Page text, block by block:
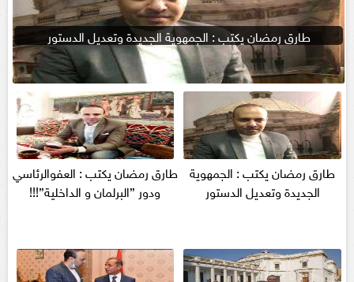
طارق رمضان يكتب : الجمهوية الجديدة وتعديل الدستور
طارق رمضان يكتب : الجمهوية
الجديدة وتعديل الدستور
طارق رمضان يكتب : العفوالرئاسي
ودور ”البرلمان و الداخلية”!!!